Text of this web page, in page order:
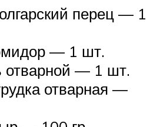
перец — 1
— 1 шт.
отварной — 1 шт.
отварная —